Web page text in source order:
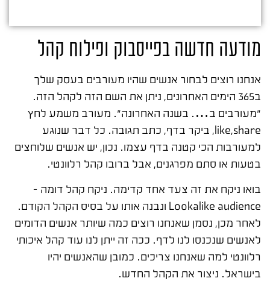
מודעה חדשה בפייסבוק ופילוח קהל
אנחנו רוצים לבחור אנשים שהיו מעורבים בעסק שלך
ב365 הימים האחרונים, ניתן את השם הזה לקהל הזה.
"מעורבים ב…. בשנה האחרונה". מעורב משמע לחץ
like,share, ביקר בדף, כתב תגובה. כל דבר שנוגע
למעורבות הכי קטנה בדף עצמו. נכון, יש אנשים שלוחצים
בטעות או סתם מפרגנים, אבל ברובו קהל רלוונטי.
בואו ניקח את זה צעד אחד קדימה. ניקח קהל דומה –
Lookalike audience ונבנה אותו על בסיס הקהל הקודם.
לאחר מכן, נסמן שאנחנו רוצים כמה שיותר אנשים הדומים
לאנשים שנכנסו לנו לדף. ככה זה ייתן לנו עוד קהל איכותי
רלוונטי למה שאנחנו צריכים. כמובן שהאנשים יהיו
בישראל. ניצור את הקהל החדש.